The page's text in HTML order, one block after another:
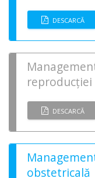
DESCARCĂ
DESCARCĂ
obstetricală